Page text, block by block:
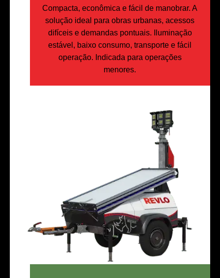
Compacta, econômica e fácil de manobrar. A
solução ideal para obras urbanas, acessos
difíceis e demandas pontuais. Iluminação
estável, baixo consumo, transporte e fácil
operação. Indicada para operações
menores.